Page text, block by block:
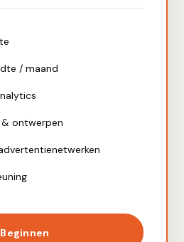
/ maand
ontwerpen
Beginnen